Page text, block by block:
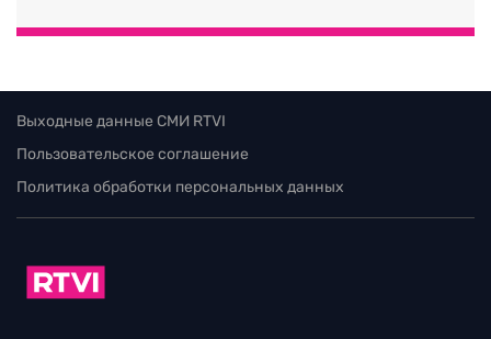
Выходные данные СМИ RTVI
Пользовательское соглашение
Политика обработки персональных данных